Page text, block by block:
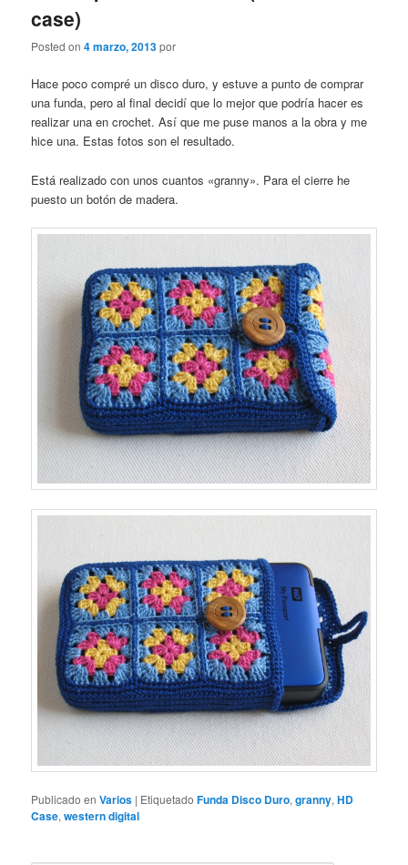
case)
Posted on4 marzo, 2013por
Hace poco compré un disco duro, y estuve a punto de comprar
una funda, pero al final decidí que lo mejor que podría hacer es
realizar una en crochet. Así que me puse manos a la obra y me
hice una. Estas fotos son el resultado.
Está realizado con unos cuantos «granny». Para el cierre he
puesto un botón de madera.
Publicado en Varios | Etiquetado Funda Disco Duro,granny,HD
Case,western digital